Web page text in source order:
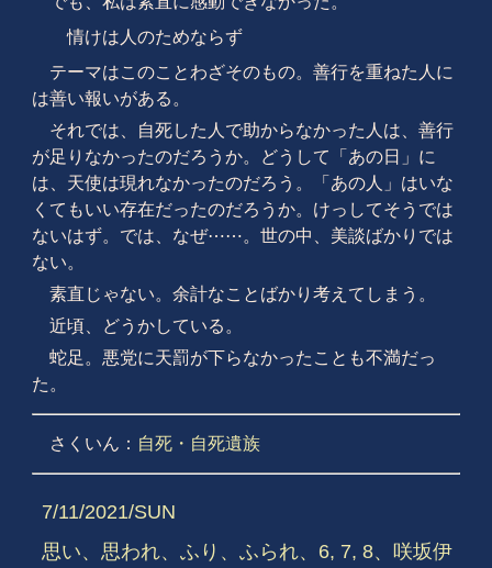
情けは人のためならず
テーマはこのことわざそのもの。善行を重ねた人に
は善い報いがある。
それでは、自死した人で助からなかった人は、善行
が足りなかったのだろうか。どうして「あの日」に
は、天使は現れなかったのだろう。「あの人」はいな
くてもいい存在だったのだろうか。けっしてそうでは
ないはず。では、なぜ⋯⋯。世の中、美談ばかりでは
ない。
素直じゃない。余計なことばかり考えてしまう。
近頃、どうかしている。
蛇足。悪党に天罰が下らなかったことも不満だっ
た。
さくいん： 自死・自死遺族
7/11/2021/SUN
思い、思われ、ふり、ふられ、6, 7, 8、咲坂伊